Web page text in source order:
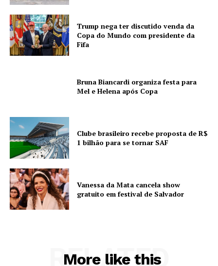
Trump nega ter discutido venda da
Copa do Mundo com presidente da
Fifa
Bruna Biancardi organiza festa para
Mel e Helena após Copa
Clube brasileiro recebe proposta de R$
1 bilhão para se tornar SAF
Vanessa da Mata cancela show
gratuito em festival de Salvador
More like this
RELATED